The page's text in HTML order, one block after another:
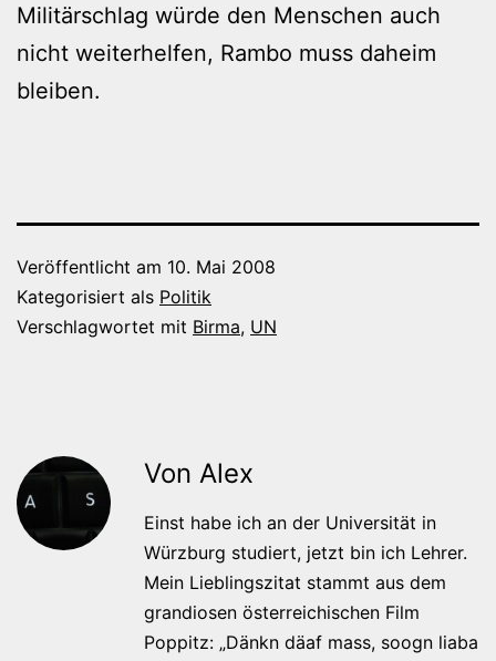
Militärschlag würde den Menschen auch
nicht weiterhelfen, Rambo muss daheim
bleiben.
Veröffentlicht am 10. Mai 2008
Kategorisiert als Politik
Verschlagwortet mit Birma, UN
Von Alex
Einst habe ich an der Universität in
Würzburg studiert, jetzt bin ich Lehrer.
Mein Lieblingszitat stammt aus dem
grandiosen österreichischen Film
Poppitz: „Dänkn däaf mass, soogn liaba